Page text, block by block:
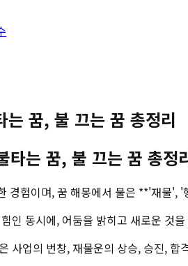
꿈, 불 끄는 꿈 총정리
타는 꿈, 불 끄는 꿈 총정
경험이며, 꿈 해몽에서 불은 **'재물
인 동시에, 어둠을 밝히고 새로운 것
사업의 번창, 재물운의 상승, 승진, 합